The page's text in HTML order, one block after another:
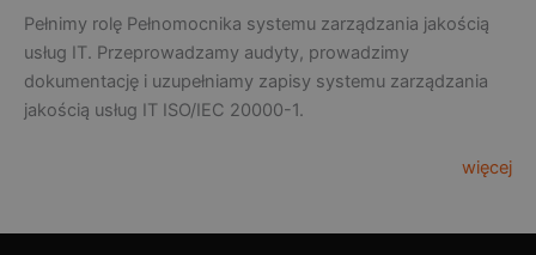
Pełnimy rolę Pełnomocnika systemu zarządzania jakością
usług IT. Przeprowadzamy audyty, prowadzimy
dokumentację i uzupełniamy zapisy systemu zarządzania
jakością usług IT ISO/IEC 20000-1.
więcej